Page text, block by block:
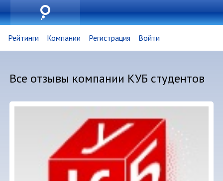
Рейтинги Компании Регистрация Войти
Все отзывы компании КУБ студентов